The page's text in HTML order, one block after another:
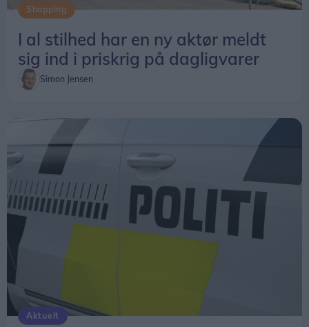
god oplevelse, bemærker Kim Aagaard, hvis ord
understøttes af mange, udelukkende begejstrede,
anmeldelser på internettet.
Shopping
I al stilhed har en ny aktør meldt
sig ind i priskrig på dagligvarer
Simon Jensen
Aktuelt